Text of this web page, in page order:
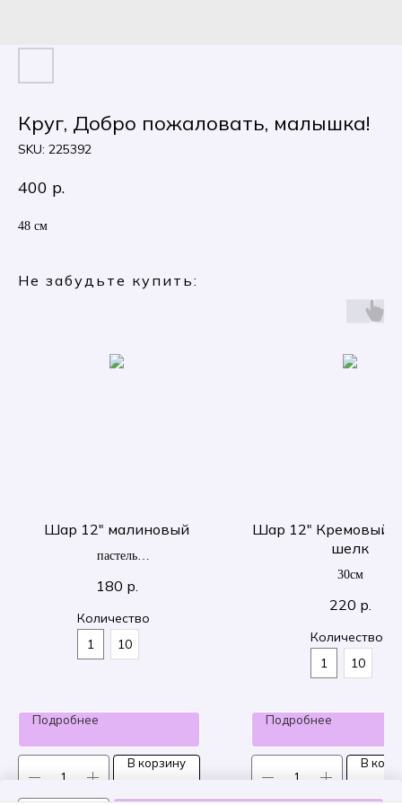
Круг, Добро пожаловать, малышка!
SKU: 225392
400 р.
48 см
Не забудьте купить:
Шар 12" малиновый
пастель
180 р.
Количество
1
10
Подробнее
В корзину
Шар 12" Кремовый
шелк
30см
220 р.
Количество
1
10
Подробнее
В